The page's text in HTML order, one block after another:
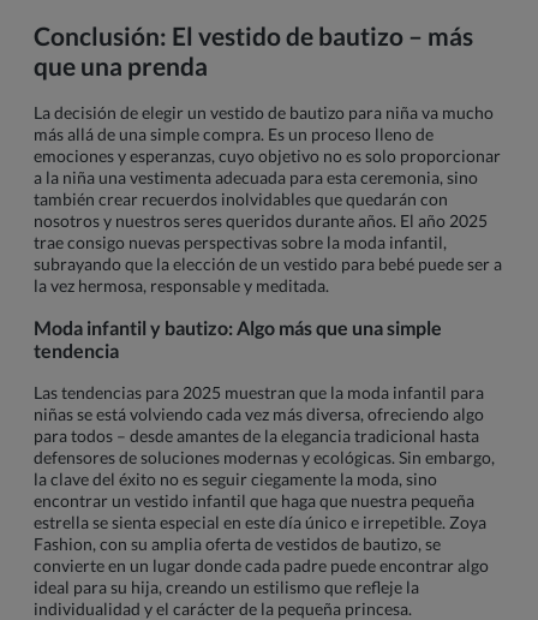
Conclusión: El vestido de bautizo – más
que una prenda
La decisión de elegir un vestido de bautizo para niña va mucho
más allá de una simple compra. Es un proceso lleno de
emociones y esperanzas, cuyo objetivo no es solo proporcionar
a la niña una vestimenta adecuada para esta ceremonia, sino
también crear recuerdos inolvidables que quedarán con
nosotros y nuestros seres queridos durante años. El año 2025
trae consigo nuevas perspectivas sobre la moda infantil,
subrayando que la elección de un vestido para bebé puede ser a
la vez hermosa, responsable y meditada.
Moda infantil y bautizo: Algo más que una simple
tendencia
Las tendencias para 2025 muestran que la moda infantil para
niñas se está volviendo cada vez más diversa, ofreciendo algo
para todos – desde amantes de la elegancia tradicional hasta
defensores de soluciones modernas y ecológicas. Sin embargo,
la clave del éxito no es seguir ciegamente la moda, sino
encontrar un vestido infantil que haga que nuestra pequeña
estrella se sienta especial en este día único e irrepetible. Zoya
Fashion, con su amplia oferta de vestidos de bautizo, se
convierte en un lugar donde cada padre puede encontrar algo
ideal para su hija, creando un estilismo que refleje la
individualidad y el carácter de la pequeña princesa.